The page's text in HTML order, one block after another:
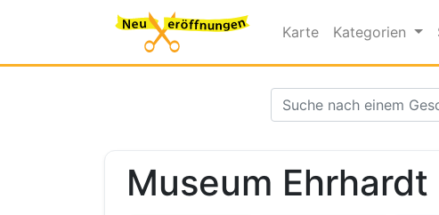
Karte Kategorien
Museum Ehrhardt